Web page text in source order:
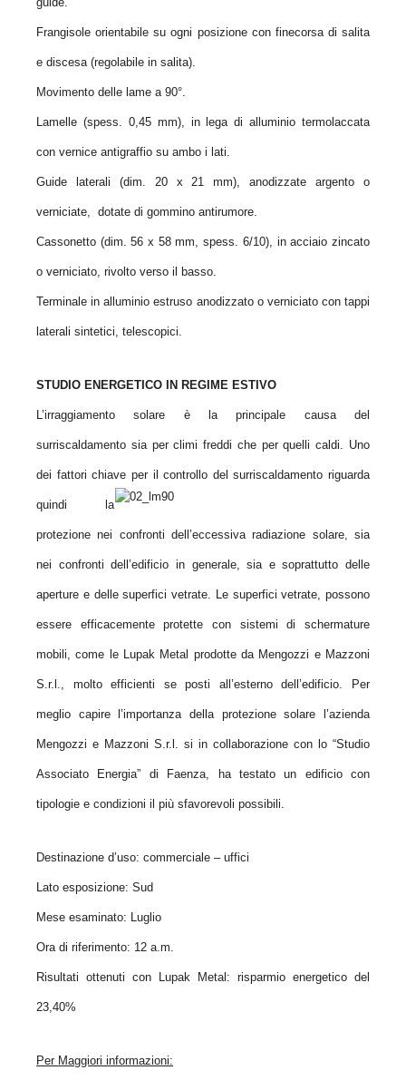
Frangisole orientabile su ogni posizione con finecorsa di salita
e discesa (regolabile in salita).
Movimento delle lame a 90°.
Lamelle (spess. 0,45 mm), in lega di alluminio termolaccata
con vernice antigraffio su ambo i lati.
Guide laterali (dim. 20 x 21 mm), anodizzate argento o
verniciate, dotate di gommino antirumore.
Cassonetto (dim. 56 x 58 mm, spess. 6/10), in acciaio zincato
o verniciato, rivolto verso il basso.
Terminale in alluminio estruso anodizzato o verniciato con tappi
laterali sintetici, telescopici.
STUDIO ENERGETICO IN REGIME ESTIVO
L’irraggiamento solare è la principale causa del
surriscaldamento sia per climi freddi che per quelli caldi. Uno
dei fattori chiave per il controllo del surriscaldamento riguarda
quindi la
protezione nei confronti dell’eccessiva radiazione solare, sia
nei confronti dell’edificio in generale, sia e soprattutto delle
aperture e delle superfici vetrate. Le superfici vetrate, possono
essere efficacemente protette con sistemi di schermature
mobili, come le Lupak Metal prodotte da Mengozzi e Mazzoni
S.r.l., molto efficienti se posti all’esterno dell’edificio. Per
meglio capire l’importanza della protezione solare l’azienda
Mengozzi e Mazzoni S.r.l. si in collaborazione con lo “Studio
Associato Energia” di Faenza, ha testato un edificio con
tipologie e condizioni il più sfavorevoli possibili.
Destinazione d’uso: commerciale – uffici
Lato esposizione: Sud
Mese esaminato: Luglio
Ora di riferimento: 12 a.m.
Risultati ottenuti con Lupak Metal: risparmio energetico del
23,40%
Per Maggiori informazioni: